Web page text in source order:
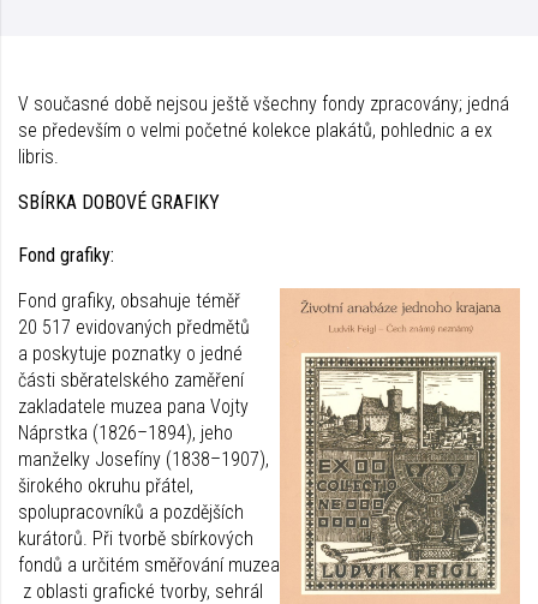
V současné době nejsou ještě všechny fondy zpracovány; jedná
se především o velmi početné kolekce plakátů, pohlednic a ex
libris.
SBÍRKA DOBOVÉ GRAFIKY
Fond grafiky:
Fond grafiky, obsahuje téměř
20 517 evidovaných předmětů
a poskytuje poznatky o jedné
části sběratelského zaměření
zakladatele muzea pana Vojty
Náprstka (1826–1894), jeho
manželky Josefíny (1838–1907),
širokého okruhu přátel,
spolupracovníků a pozdějších
kurátorů. Při tvorbě sbírkových
fondů a určitém směřování muzea
z oblasti grafické tvorby, sehrál